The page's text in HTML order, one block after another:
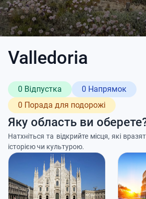
Valledoria
0 Відпустка
0 Напрямок
0 Порада для подорожі
Яку область ви
Натхніться та відкрийте місця, які
історією чи культурою.